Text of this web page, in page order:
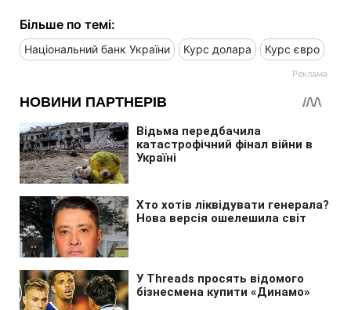
Більше по темі:
Національний банк України Курс долара Курс євро